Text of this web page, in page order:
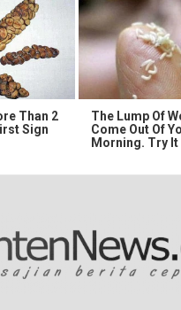
Than 2
Sign
The Lump Of
Come Out Of
Morning. Try It